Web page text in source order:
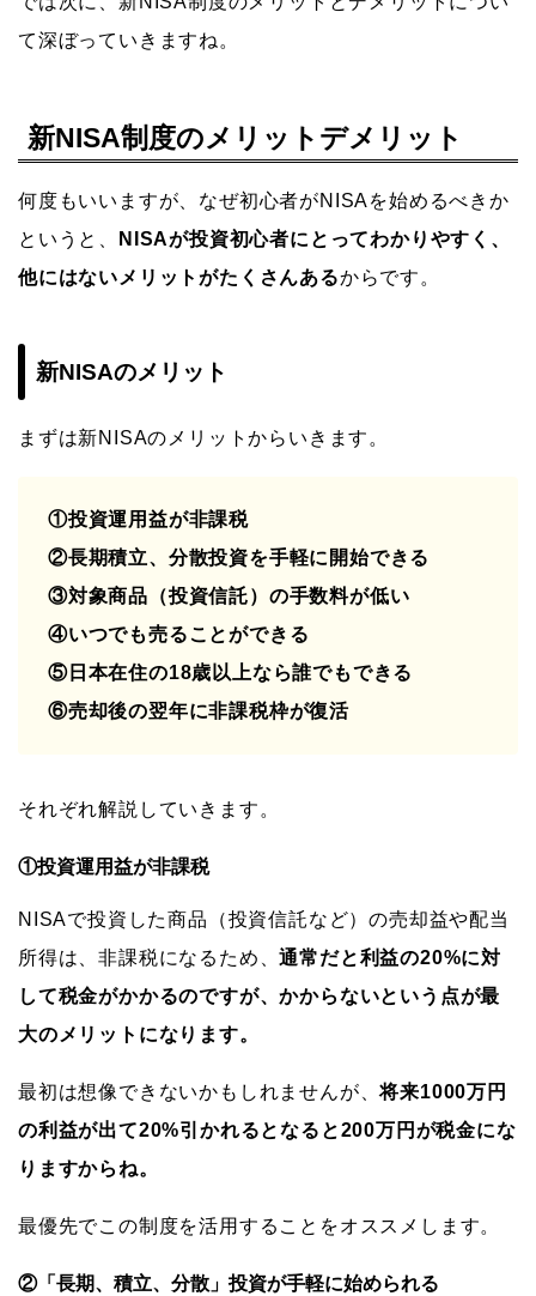
て深ぼっていきますね。
新NISA制度のメリットデメリット
何度もいいますが、なぜ初心者がNISAを始めるべきか
というと、
NISAが投資初心者にとってわかりやすく、
他にはないメリットがたくさんあるからです。
新NISAのメリット
まずは新NISAのメリットからいきます。
①投資運用益が非課税
②長期積立、分散投資を手軽に開始できる
③対象商品（投資信託）の手数料が低い
④いつでも売ることができる
⑤日本在住の18歳以上なら誰でもできる
⑥売却後の翌年に非課税枠が復活
それぞれ解説していきます。
①投資運用益が非課税
NISAで投資した商品（投資信託など）の売却益や配当
所得は、非課税になるため、通常だと利益の20%に対
して税金がかかるのですが、かからないという点が最
大のメリットになります。
最初は想像できないかもしれませんが、将来1000万円
の利益が出て20%引かれるとなると200万円が税金にな
りますからね。
最優先でこの制度を活用することをオススメします。
②「長期、積立、分散」投資が手軽に始められる